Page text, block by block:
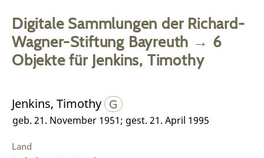
Digitale Sammlungen der Richard-
Wagner-Stiftung Bayreuth → 6
Objektefür Jenkins, Timothy
Jenkins, Timothy
geb. 21. November 1951; gest. 21. April 1995
Land